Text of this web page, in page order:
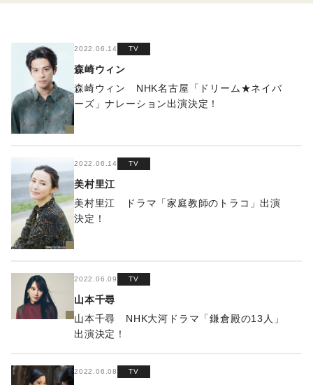
2022.06.14 TV
森崎ウィン
森崎ウィン NHK名古屋「ドリーム★ネイバ
ーズ」ナレーション出演決定！
2022.06.14 TV
美村里江
美村里江 ドラマ「家庭教師のトラコ」出演
決定！
2022.06.09 TV
山本千尋
山本千尋 NHK大河ドラマ「鎌倉殿の13人」
出演決定！
2022.06.08 TV